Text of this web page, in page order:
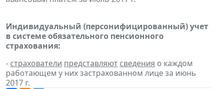
Индивидуальный (персонифицированный) учет
в системе обязательного пенсионного
страхования:
- страхователи представляют сведения о каждом
работающем у них застрахованном лице за июнь
2017 г.